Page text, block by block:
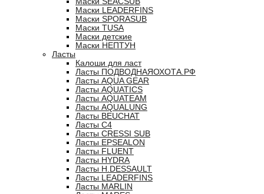
Маски LEADERFINS
Маски SPORASUB
Маски TUSA
Маски детские
Маски НЕПТУН
Ласты
Калоши для ласт
Ласты ПОДВОДНАЯОХОТА.РФ
Ласты AQUA GEAR
Ласты AQUATICS
Ласты AQUATEAM
Ласты AQUALUNG
Ласты BEUCHAT
Ласты C4
Ласты CRESSI SUB
Ласты EPSEALON
Ласты FLUENT
Ласты HYDRA
Ласты H.DESSAULT
Ласты LEADERFINS
Ласты MARLIN